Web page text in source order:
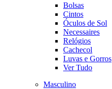
Bolsas
Cintos
Óculos de Sol
Necessaires
Relógios
Cachecol
Luvas e Gorros
Ver Tudo
Masculino